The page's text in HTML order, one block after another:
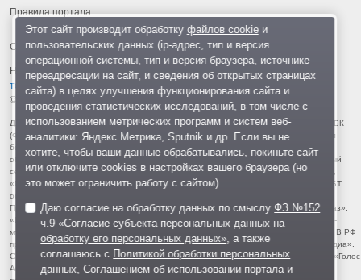
Правила портала
На информационном ресурсе применяются
технологии
© 2013-2026 «ОИНФО»,
сделано в Одинцово
Для читателей: В России признаны экстремистскими и запрещены организации ФБК
(Фонд борьбы с коррупцией, признан иноагентом), Штабы Навального, «Национал-
большевистская партия», «Свидетели Иеговы», «Армия воли народа», «Русский
общенациональный союз», «Движение против нелегальной иммиграции», «Правый
сектор», УНА-УНСО, УПА, «Тризуб им. Степана Бандеры», «Мизантропик дивижн»,
«Меджлис крымскотатарского народа», движение «Артподготовка», движение ЛГБТ,
общероссийская политическая партия «Воля», АУЕ, батальоны «Азов» и «Айдар».
Признаны террористическими и запрещены: «Движение Талибан», «Имарат Кавказ»,
«Исламское государство» (ИГ, ИГИЛ), Джебхад-ан-Нусра, «АУМ Синрике», «Братья-
мусульмане», «Аль-Каида в странах исламского Магриба», «Сеть», «Колумбайн». В РФ
признана нежелательной деятельность «Открытой России», издания «Проект Медиа».
СМИ-иноагентами признаны: телеканал «Дождь», «Медуза», «Важные истории», «Голос
Америки», радио «Свобода», The Insider, «Медиазона», ОВД-инфо. Иноагентами
Этот сайт производит обработку файлов cookieи
пользовательских данных (ip-адрес, тип и версия
операционной системы, тип и версия браузера, источнике
переадресации на сайт, и сведения об открытых страницах
сайта) в целях улучшения функционирования сайта и
проведения статистических исследований, в том числе с
использованием метрических программ и систем веб-
аналитики: Яндекс.Метрика, Sputnik и др. Если вы не
хотите, чтобы ваши данные обрабатывались, покиньте сайт
или отключите cookies в настройках вашего браузера (но
это может ограничить работу с сайтом).
Даю согласие на обработку данных по смыслуФЗ №152
ч.9 «Согласие субъекта персональных данных на
обработку его персональных данных», а также
соглашаюсь с Политикой обработки персональных
данных ,Соглашением об использовании портала и